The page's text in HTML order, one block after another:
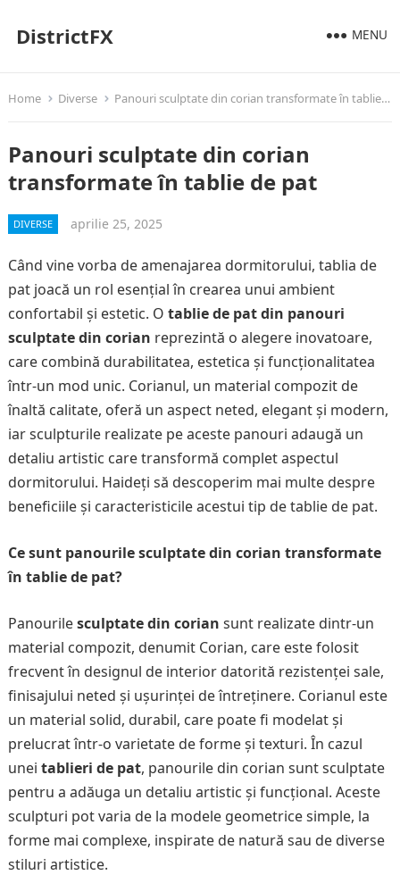
DistrictFX MENU
Home Diverse Panouri sculptate din corian transformate în tablie de pat
Panouri sculptate din corian
transformate în tablie de pat
DIVERSE aprilie 25, 2025
Când vine vorba de amenajarea dormitorului, tablia de
pat joacă un rol esențial în crearea unui ambient
confortabil și estetic. O tablie de pat din panouri
sculptate din corian reprezintă o alegere inovatoare,
care combină durabilitatea, estetica și funcționalitatea
într-un mod unic. Corianul, un material compozit de
înaltă calitate, oferă un aspect neted, elegant și modern,
iar sculpturile realizate pe aceste panouri adaugă un
detaliu artistic care transformă complet aspectul
dormitorului. Haideți să descoperim mai multe despre
beneficiile și caracteristicile acestui tip de tablie de pat.
Ce sunt panourile sculptate din corian transformate
în tablie de pat?
Panourilesculptate din corian sunt realizate dintr-un
material compozit, denumit Corian, care este folosit
frecvent în designul de interior datorită rezistenței sale,
finisajului neted și ușurinței de întreținere. Corianul este
un material solid, durabil, care poate fi modelat și
prelucrat într-o varietate de forme și texturi. În cazul
unei tablieri de pat, panourile din corian sunt sculptate
pentru a adăuga un detaliu artistic și funcțional. Aceste
sculpturi pot varia de la modele geometrice simple, la
forme mai complexe, inspirate de natură sau de diverse
stiluri artistice.